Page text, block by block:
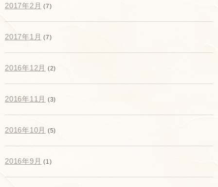
2017年2月 (7)
2017年1月 (7)
2016年12月 (2)
2016年11月 (3)
2016年10月 (5)
2016年9月 (1)